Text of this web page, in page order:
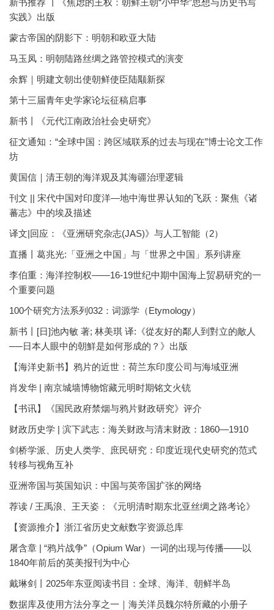
新书推荐 丨《焦虑的王权：朝鲜王朝“小中华”思想与历史书写
实践》出版
蒙古帝国的阴影下：明朝和欧亚大陆
马玉凤：明朝陆路丝绸之路管控模式的演变
余辉｜明建文朝出使朝鲜使臣陆颙新探
第十三届青年史学家论坛征稿启事
新书丨《元代江南政治社会史研究》
征文通知：“全球中国：跨区域联系的过去与现在”博士论文工作
坊
黄国信｜清王朝的海洋观及其海疆治理逻辑
刊文 || 宋代中国对印度洋—地中海世界认知的飞跃：聚焦《诸
蕃志》中的埃及描述
译文|回应：《亚洲研究杂志(JAS)》与人工智能（2）
直播丨葛兆光:「亚洲之中国」与「世界之中国」系列讲座
李伯重：海洋控制权——16-19世纪中期中国海上贸易研究的一
个重要问题
100个研究方法系列032：词源学（Etymology）
新书丨[日]池內敏 著; 林美琪 译:《從友好的鄰人到對立的敵人
──日本人眼中的朝鮮是如何形成的？》出版
【海洋史新书】鸦片的近世：荷兰东印度公司与海域亚洲
肖发华 | 南京城墙博物馆藏元明时期铭文火铳
【书讯】《国民政府禁烟与鸦片财政研究》评介
财政历史学 | 滨下武志：海关财政与清末财政：1860—1910
剑桥学派、历史人类学、庶民研究：印度近现代史研究的范式
转移与视角互补
亚洲帝国与英国知识：中国与英帝国扩张的网络
荐读 / 王禹浪、王天姿：《元明清时期东北亚丝绸之路考论》
【资源推介】浙江省历史文献数字资源总库
屠含章 | “鸦片战争”（Opium War）一词的出现与传播——以
1840年前后的英美报刊为中心
戴琳剑丨2025年东亚阅读书目：全球、海洋、朝鲜半岛
数据库及使用方法分享之一｜海关洋员魏尔特所藏的小册子